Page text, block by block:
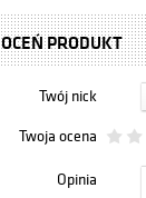
OCEŃ PRODUKT
Twój nick
Twoja ocena
Opinia